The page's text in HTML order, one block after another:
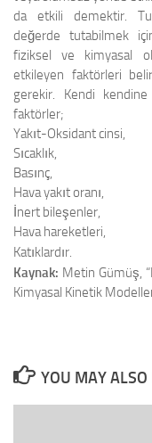
da etkili demektir.
değerde tutabilmek
fiziksel ve kimyasal
etkileyen faktörleri
gerekir. Kendi
faktörler;
Yakıt-Oksidant cinsi,
Sıcaklık,
Basınç,
Hava yakıt oranı,
İnert bileşenler,
Hava hareketleri,
Katıklardır.
Kaynak: Metin Gümüş,
Kimyasal Kinetik
YOU MAY ALSO